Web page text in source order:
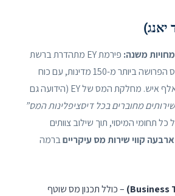
משנה:
פירמת EY מתהדרת ברשת
גלובלית של שירותי מס הפרושה ביותר מ-150 מדינות, עם כוח
אדם של כמעט 400 אלף איש. מחלקת המס של EY (הידועה גם
מחוברים בכל דיסציפלינות המס”
תחומי המיסוי, תוך שילוב צוותים
ארבעה קווי שירות מס עיקרייםברמה
– כולל תכנון מס שוטף